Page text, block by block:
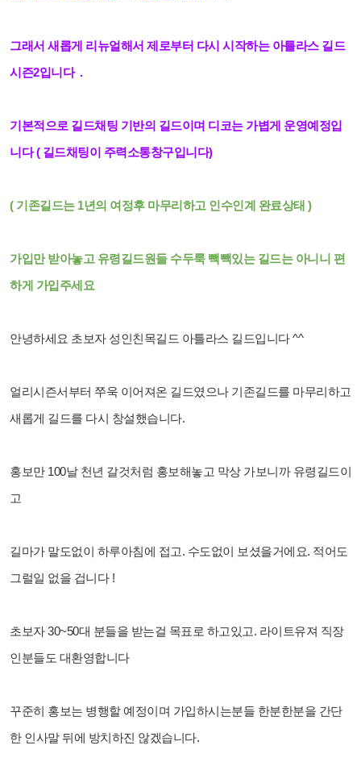
그래서 새롭게 리뉴얼해서 제로부터 다시 시작하는 아틀라스 길드
시즌2입니다 .
기본적으로 길드채팅 기반의 길드이며 디코는 가볍게 운영예정입
니다 ( 길드채팅이 주력소통창구입니다)
( 기존길드는 1년의 여정후 마무리하고 인수인계 완료상태 )
가입만 받아놓고 유령길드원들 수두룩 빽빽있는 길드는 아니니 편
하게 가입주세요
안녕하세요 초보자 성인친목길드 아틀라스 길드입니다 ^^
얼리시즌서부터 쭈욱 이어져온 길드였으나 기존길드를 마무리하고
새롭게 길드를 다시 창설했습니다.
홍보만 100날 천년 갈것처럼 홍보해놓고 막상 가보니까 유령길드이
고
길마가 말도없이 하루아침에 접고. 수도없이 보셨을거에요. 적어도
그럴일 없을 겁니다 !
초보자 30~50대 분들을 받는걸 목표로 하고있고. 라이트유져 직장
인분들도 대환영합니다
꾸준히 홍보는 병행할 예정이며 가입하시는분들 한분한분을 간단
한 인사말 뒤에 방치하진 않겠습니다.